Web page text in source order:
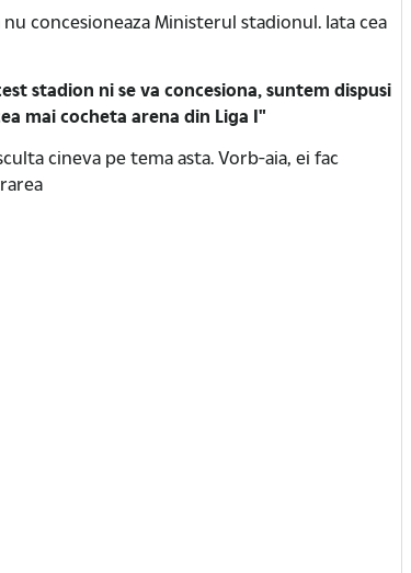
concesioneaza Ministerul stadionul. Iata cea
stadion ni se va concesiona, suntem dispusi
mai cocheta arena din Liga I"
cineva pe tema asta. Vorb-aia, ei fac